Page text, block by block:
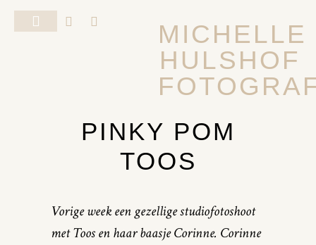
MICHELLE
HULSHOF
PINKY POM
TOOS
Vorige week een gezellige studiofotoshoot
met Toos en haar baasje Corinne. Corinne